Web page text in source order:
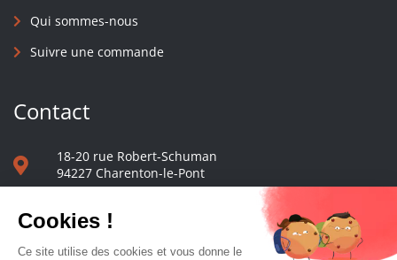
Qui sommes-nous
Suivre une commande
Contact
18-20 rue Robert-Schuman
94227 Charenton-le-Pont